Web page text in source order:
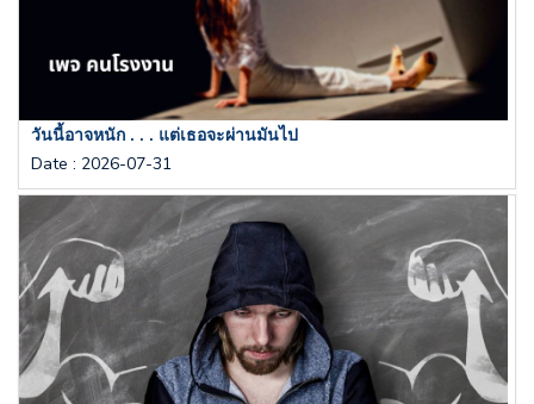
วันนี้อาจหนัก . . . แต่เธอจะผ่านมันไป
Date : 2026-07-31